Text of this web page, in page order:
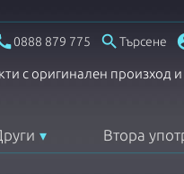
0888 879 775  Търсене
с оригинален произход
Втора